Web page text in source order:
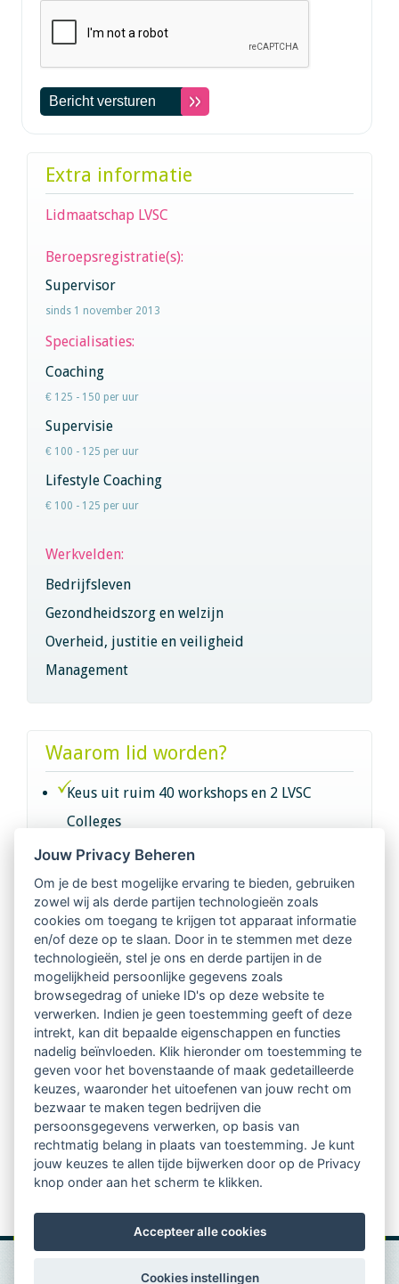
Extra informatie
Lidmaatschap LVSC
Beroepsregistratie(s):
Supervisor
sinds 1 november 2013
Specialisaties:
Coaching
€ 125 - 150 per uur
Supervisie
€ 100 - 125 per uur
Lifestyle Coaching
€ 100 - 125 per uur
Werkvelden:
Bedrijfsleven
Gezondheidszorg en welzijn
Overheid, justitie en veiligheid
Management
Waarom lid worden?
Keus uit ruim 40 workshops en 2 LVSC
Colleges
Intervisie met geregistreerde vakgenoten
Netwerk van 2100 professionals in 14
regio's
Vindbaar voor opdrachtgevers
Tijdschrift voor
Begeleidingskunde & kennisbank
Beroepsregistratie (LVSC keurmerk)
Lid worden van LVSC
Jouw Privacy Beheren
Om je de best mogelijke ervaring te bieden, gebruiken
zowel wij als derde partijen technologieën zoals
cookies om toegang te krijgen tot apparaat informatie
en/of deze op te slaan. Door in te stemmen met deze
technologieën, stel je ons en derde partijen in de
mogelijkheid persoonlijke gegevens zoals
browsegedrag of unieke ID's op deze website te
verwerken. Indien je geen toestemming geeft of deze
intrekt, kan dit bepaalde eigenschappen en functies
nadelig beïnvloeden. Klik hieronder om toestemming te
geven voor het bovenstaande of maak gedetailleerde
keuzes, waaronder het uitoefenen van jouw recht om
bezwaar te maken tegen bedrijven die
persoonsgegevens verwerken, op basis van
rechtmatig belang in plaats van toestemming. Je kunt
jouw keuzes te allen tijde bijwerken door op de Privacy
knop onder aan het scherm te klikken.
Accepteer alle cookies
Cookies instellingen